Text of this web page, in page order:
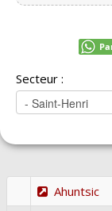
Secteur :
Ahuntsic